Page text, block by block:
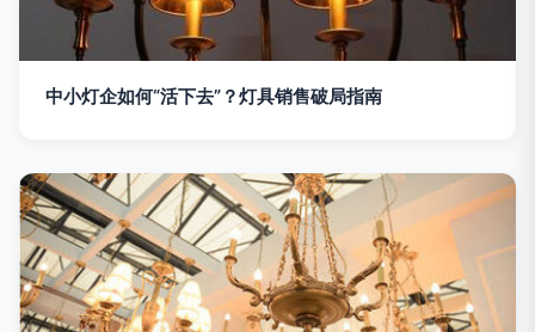
中小灯企如何“活下去”？灯具销售破局指南